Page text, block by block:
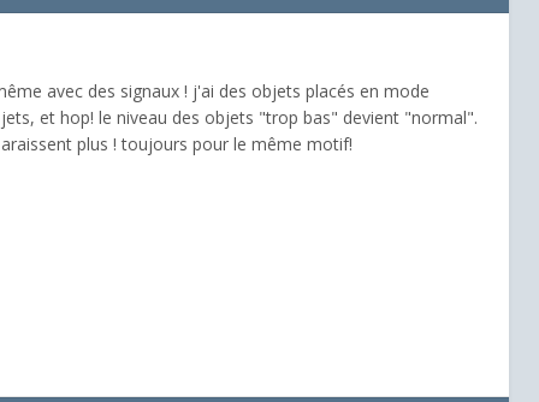
avec des signaux ! j'ai des objets placés en mode
et hop! le niveau des objets "trop bas" devient "normal".
plus ! toujours pour le même motif!